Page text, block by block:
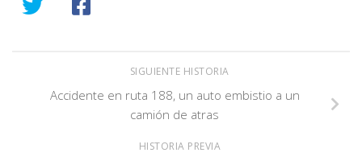
SIGUIENTE HISTORIA
Accidente en ruta 188, un auto embistio a un
camión de atras
HISTORIA PREVIA